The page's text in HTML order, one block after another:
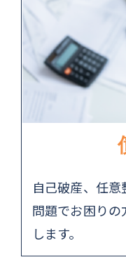
自己破産、任
問題でお困り
します。